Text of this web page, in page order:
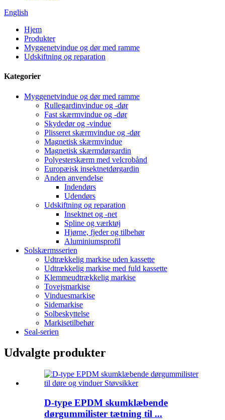
English
Hjem
Produkter
Myggenetvindue og dør med ramme
Udskiftning og reparation
Kategorier
Myggenetvindue og dør med ramme
Rullegardinvindue og -dør
Fast skærmvindue og -dør
Skydedør og -vindue
Plisseret skærmvindue og -dør
Magnetisk skærmvindue
Magnetisk skærmdørgardin
Polyesterskærm med velcrobånd
Europæisk insektnetdørgardin
Anden anvendelse
Indendørs
Udendørs
Udskiftning og reparation
Insektnet og -net
Spline og værktøj
Hjørne, fjeder og tilbehør
Aluminiumsprofil
Solskærmsserien
Udtrækkelig markise uden kassette
Udtrækkelig markise med fuld kassette
Klemmeudtrækkelig markise
Tovejsmarkise
Vinduesmarkise
Sidemarkise
Solbeskyttelse
Markisetilbehør
Seal-serien
Udvalgte produkter
D-type EPDM skumklæbende
dørgummilister tætning til ...